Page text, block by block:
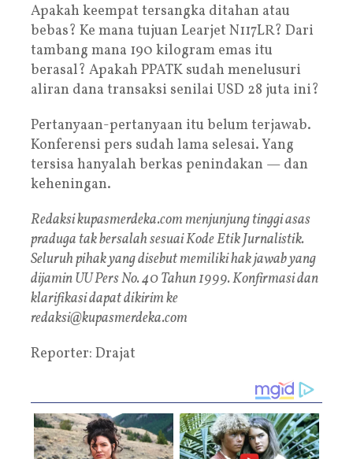
Apakah keempat tersangka ditahan atau
bebas? Ke mana tujuan Learjet N117LR? Dari
tambang mana 190 kilogram emas itu
berasal? Apakah PPATK sudah menelusuri
aliran dana transaksi senilai USD 28 juta ini?
Pertanyaan-pertanyaan itu belum terjawab.
Konferensi pers sudah lama selesai. Yang
tersisa hanyalah berkas penindakan — dan
keheningan.
Redaksi kupasmerdeka.com menjunjung tinggi asas
praduga tak bersalah sesuai Kode Etik Jurnalistik.
Seluruh pihak yang disebut memiliki hak jawab yang
dijamin UU Pers No. 40 Tahun 1999. Konfirmasi dan
klarifikasi dapat dikirim ke
redaksi@kupasmerdeka.com
Reporter: Drajat